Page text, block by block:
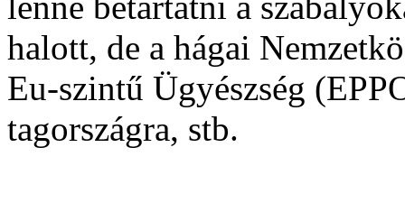
halott, de a hágai
Eu-szintű Ügyészség
tagországra, stb.